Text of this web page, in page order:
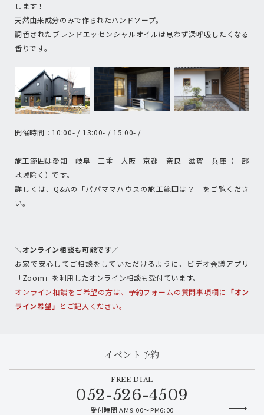
します！
天然由来成分のみで作られたハンドソープ。
調香されたブレンドエッセンシャルオイルは思わず深呼吸したくなる
香りです。
開催時間：10:00- / 13:00- / 15:00- /
施工範囲は愛知 岐阜 三重 大阪 京都 奈良 滋賀 兵庫（一部
地域除く）です。
詳しくは、Q&Aの「パパママハウスの施工範囲は？」をご覧くださ
い。
＼オンライン相談も可能です／
お家で安心してご相談をしていただけるように、ビデオ会議アプリ
「Zoom」を利用したオンライン相談も受付ています。
オンライン相談をご希望の方は、予約フォームの質問事項欄に 「オン
ライン希望」 とご記入ください。
イベント予約
FREE DIAL
052-526-4509
受付時間 AM9:00～PM6:00